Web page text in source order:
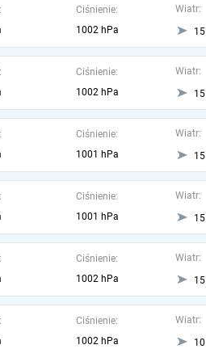
Ciśnienie:
1002 hPa
Wiatr:
Ciśnienie:
1002 hPa
Wiatr:
Ciśnienie:
1001 hPa
Wiatr:
Ciśnienie:
1001 hPa
Wiatr:
Ciśnienie:
1002 hPa
Wiatr:
Ciśnienie:
1002 hPa
Wiatr: